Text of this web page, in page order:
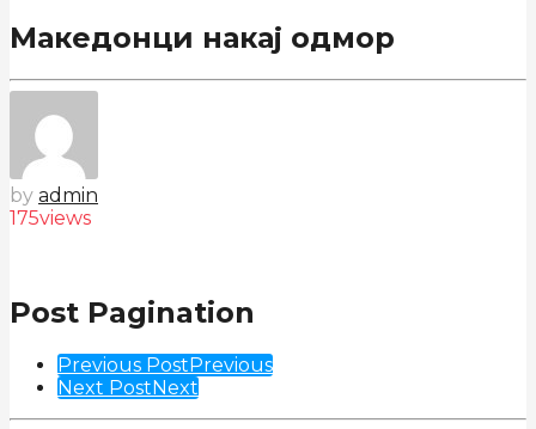
Македонци накај одмор
by admin
175views
Post Pagination
Previous PostPrevious
Next PostNext